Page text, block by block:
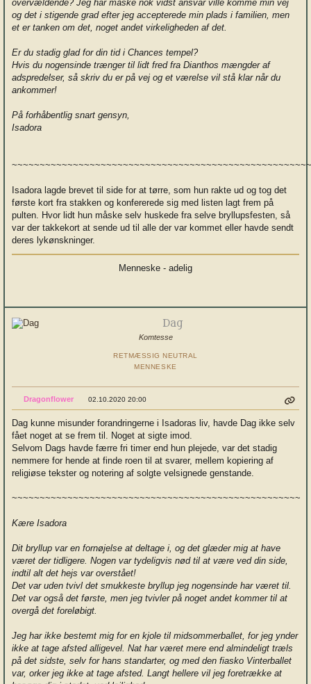
overvældende? Jeg har måske nok vidst ansvar ville komme min vej
og det i stigende grad efter jeg accepterede min plads i familien, men
et er tanken om det, noget andet virkeligheden af det.
Er du stadig glad for din tid i Chances tempel?
Hvis du nogensinde trænger til lidt fred fra Dianthos mængder af
adspredelser, så skriv du er på vej og et værelse vil stå klar når du
ankommer!
På forhåbentlig snart gensyn,
Isadora
Isadora lagde brevet til side for at tørre, som hun rakte ud og tog det
første kort fra stakken og konfererede sig med listen lagt frem på
pulten. Hvor lidt hun måske selv huskede fra selve bryllupsfesten, så
var der takkekort at sende ud til alle der var kommet eller havde sendt
deres lykønskninger.
Menneske - adelig
Dag
Komtesse
RETMÆSSIG NEUTRAL
MENNESKE
Dragonflower 02.10.2020 20:00
Dag kunne misunder forandringerne i Isadoras liv, havde Dag ikke selv
fået noget at se frem til. Noget at sigte imod.
Selvom Dags havde færre fri timer end hun plejede, var det stadig
nemmere for hende at finde roen til at svarer, mellem kopiering af
religiøse tekster og notering af solgte velsignede genstande.
~~~~~~~~~~~~~~~~~~~~~~~~~~~~~~~~~~~~~~~~~~~~~~~~~~~~
Kære Isadora
Dit bryllup var en fornøjelse at deltage i, og det glæder mig at have
været der tidligere. Nogen var tydeligvis nød til at være ved din side,
indtil alt det hejs var overstået!
Det var uden tvivl det smukkeste bryllup jeg nogensinde har været til.
Det var også det første, men jeg tvivler på noget andet kommer til at
overgå det foreløbigt.
Jeg har ikke bestemt mig for en kjole til midsommerballet, for jeg ynder
ikke at tage afsted alligevel. Nat har været mere end almindeligt træls
på det sidste, selv for hans standarter, og med den fiasko Vinterballet
var, orker jeg ikke at tage afsted. Langt hellere vil jeg foretrække at